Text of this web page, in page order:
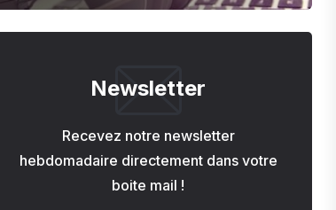
Newsletter
Recevez notre newsletter
hebdomadaire directement dans votre
boite mail !